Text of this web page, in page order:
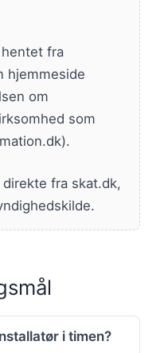
fra
hjemmeside
om
som
fra skat.dk,
i timen?